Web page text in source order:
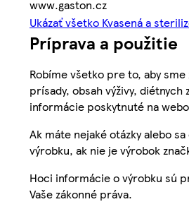
www.gaston.cz
Ukázať všetko Kvasená a
Príprava a použitie
Robíme všetko pre to, aby
prísady, obsah výživy,
informácie poskytnuté na
Ak máte nejaké otázky alebo
výrobku, ak nie je výrobok
Hoci informácie o výrobku sú
Vaše zákonné práva.